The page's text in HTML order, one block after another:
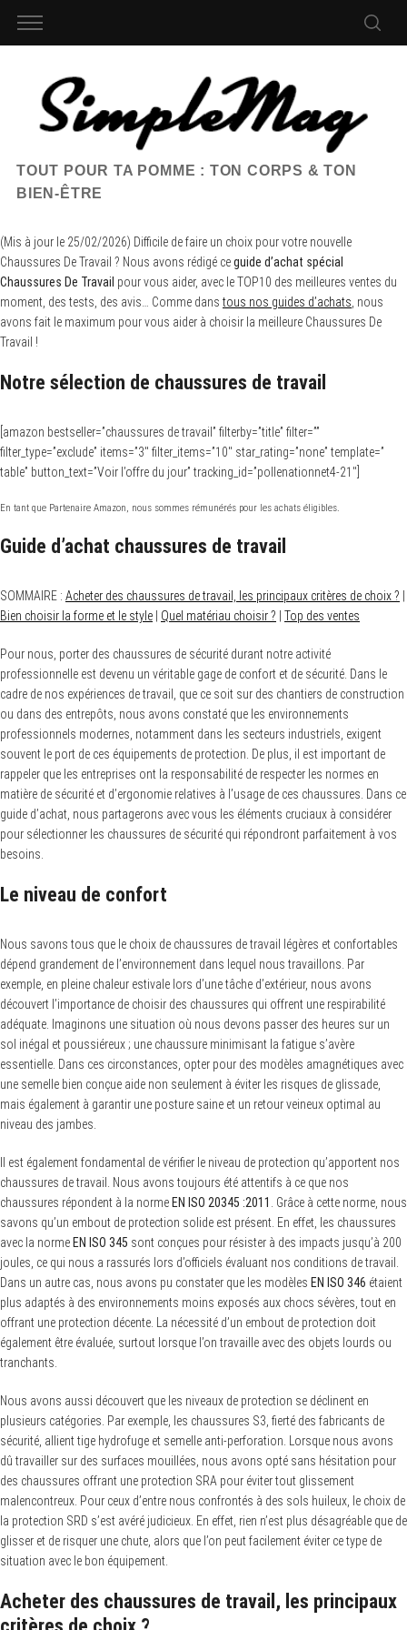
TOUT POUR TA POMME : TON CORPS & TON
BIEN-ÊTRE
(Mis à jour le 25/02/2026) Difficile de faire un choix pour votre nouvelle
Chaussures De Travail ? Nous avons rédigé ceguide d’achat spécial
Chaussures De Travail pour vous aider, avec le TOP10 des meilleures ventes du
moment, des tests, des avis… Comme dans tous nos guides d’achats , nous
avons fait le maximum pour vous aider à choisir la meilleure Chaussures De
Travail !
Notre sélection de chaussures de travail
[amazon bestseller=”chaussures de travail” filterby=”title” filter=””
filter_type=”exclude” items=”3″ filter_items=”10″ star_rating=”none” template=”
table” button_text=”Voir l’offre du jour” tracking_id=”pollenationnet4-21″]
En tant que Partenaire Amazon, nous sommes rémunérés pour les achats éligibles.
Guide d’achat chaussures de travail
SOMMAIRE : Acheter des chaussures de travail, les principaux critères de choix ?
Bien choisir la forme et le style
Quel matériau choisir ? Top des ventes
Pour nous, porter des chaussures de sécurité durant notre activité
professionnelle est devenu un véritable gage de confort et de sécurité. Dans le
cadre de nos expériences de travail, que ce soit sur des chantiers de construction
ou dans des entrepôts, nous avons constaté que les environnements
professionnels modernes, notamment dans les secteurs industriels, exigent
souvent le port de ces équipements de protection. De plus, il est important de
rappeler que les entreprises ont la responsabilité de respecter les normes en
matière de sécurité et d’ergonomie relatives à l’usage de ces chaussures. Dans ce
guide d’achat, nous partagerons avec vous les éléments cruciaux à considérer
pour sélectionner les chaussures de sécurité qui répondront parfaitement à vos
besoins.
Le niveau de confort
Nous savons tous que le choix de chaussures de travail légères et confortables
dépend grandement de l’environnement dans lequel nous travaillons. Par
exemple, en pleine chaleur estivale lors d’une tâche d’extérieur, nous avons
découvert l’importance de choisir des chaussures qui offrent une respirabilité
adéquate. Imaginons une situation où nous devons passer des heures sur un
sol inégal et poussiéreux ; une chaussure minimisant la fatigue s’avère
essentielle. Dans ces circonstances, opter pour des modèles amagnétiques avec
une semelle bien conçue aide non seulement à éviter les risques de glissade,
mais également à garantir une posture saine et un retour veineux optimal au
niveau des jambes.
Il est également fondamental de vérifier le niveau de protection qu’apportent nos
chaussures de travail. Nous avons toujours été attentifs à ce que nos
chaussures répondent à la norme EN ISO 20345 :2011
. Grâce à cette norme, nous
savons qu’un embout de protection solide est présent. En effet, les chaussures
avec la norme EN ISO 345 sont conçues pour résister à des impacts jusqu’à 200
joules, ce qui nous a rassurés lors d’officiels évaluant nos conditions de travail.
Dans un autre cas, nous avons pu constater que les modèles EN ISO 346 étaient
plus adaptés à des environnements moins exposés aux chocs sévères, tout en
offrant une protection décente. La nécessité d’un embout de protection doit
également être évaluée, surtout lorsque l’on travaille avec des objets lourds ou
tranchants.
Nous avons aussi découvert que les niveaux de protection se déclinent en
plusieurs catégories. Par exemple, les chaussures S3, fierté des fabricants de
sécurité, allient tige hydrofuge et semelle anti-perforation. Lorsque nous avons
dû travailler sur des surfaces mouillées, nous avons opté sans hésitation pour
des chaussures offrant une protection SRA pour éviter tout glissement
malencontreux. Pour ceux d’entre nous confrontés à des sols huileux, le choix de
la protection SRD s’est avéré judicieux. En effet, rien n’est plus désagréable que de
glisser et de risquer une chute, alors que l’on peut facilement éviter ce type de
situation avec le bon équipement.
Acheter des chaussures de travail, les principaux
S